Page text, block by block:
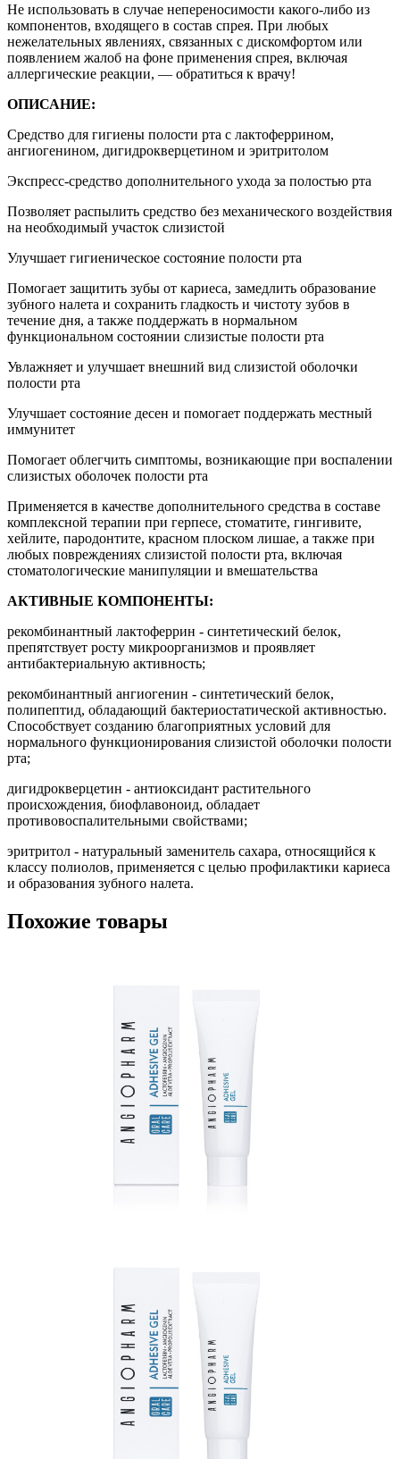
Не использовать в случае непереносимости какого-либо из
компонентов, входящего в состав спрея. При любых
нежелательных явлениях, связанных с дискомфортом или
появлением жалоб на фоне применения спрея, включая
аллергические реакции, — обратиться к врачу!
ОПИСАНИЕ:
Средство для гигиены полости рта с лактоферрином,
ангиогенином, дигидрокверцетином и эритритолом
Экспресс-средство дополнительного ухода за полостью рта
Позволяет распылить средство без механического воздействия
на необходимый участок слизистой
Улучшает гигиеническое состояние полости рта
Помогает защитить зубы от кариеса, замедлить образование
зубного налета и сохранить гладкость и чистоту зубов в
течение дня, а также поддержать в нормальном
функциональном состоянии слизистые полости рта
Увлажняет и улучшает внешний вид слизистой оболочки
полости рта
Улучшает состояние десен и помогает поддержать местный
иммунитет
Помогает облегчить симптомы, возникающие при воспалении
слизистых оболочек полости рта
Применяется в качестве дополнительного средства в составе
комплексной терапии при герпесе, стоматите, гингивите,
хейлите, пародонтите, красном плоском лишае, а также при
любых повреждениях слизистой полости рта, включая
стоматологические манипуляции и вмешательства
АКТИВНЫЕ КОМПОНЕНТЫ:
рекомбинантный лактоферрин - синтетический белок,
препятствует росту микроорганизмов и проявляет
антибактериальную активность;
рекомбинантный ангиогенин - синтетический белок,
полипептид, обладающий бактериостатической активностью.
Способствует созданию благоприятных условий для
нормального функционирования слизистой оболочки полости
рта;
дигидрокверцетин - антиоксидант растительного
происхождения, биофлавоноид, обладает
противовоспалительными свойствами;
эритритол - натуральный заменитель сахара, относящийся к
классу полиолов, применяется с целью профилактики кариеса
и образования зубного налета.
Похожие товары